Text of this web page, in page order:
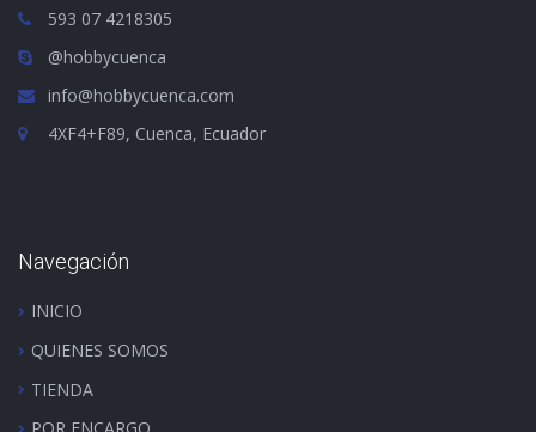
593 07 4218305
@hobbycuenca
info@hobbycuenca.com
4XF4+F89, Cuenca, Ecuador
Navegación
INICIO
QUIENES SOMOS
TIENDA